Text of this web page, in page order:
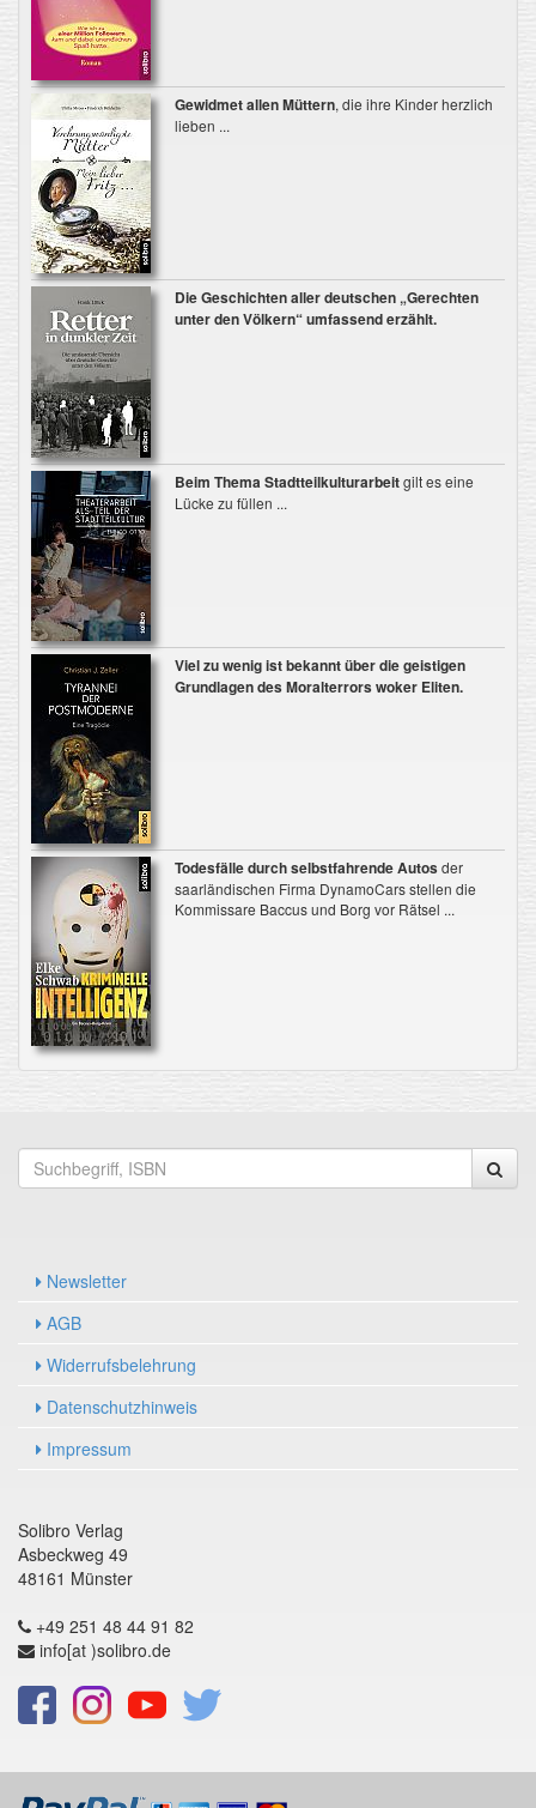
Gewidmet allen Müttern, die ihre Kinder herzlich
lieben ...
Die Geschichten aller deutschen „Gerechten
unter den Völkern“ umfassend erzählt.
Beim Thema Stadtteilkulturarbeitgilt es eine
Lücke zu füllen ...
Viel zu wenig ist bekanntüber die geistigen
Grundlagen des Moralterrors woker Eliten.
Todesfälle durch selbstfahrende Autosder
saarländischen Firma DynamoCars stellen die
Kommissare Baccus und Borg vor Rätsel ...
Newsletter
AGB
Widerrufsbelehrung
Datenschutzhinweis
Impressum
Solibro Verlag
Asbeckweg 49
48161 Münster
+49 251 48 44 91 82
info[at )solibro.de